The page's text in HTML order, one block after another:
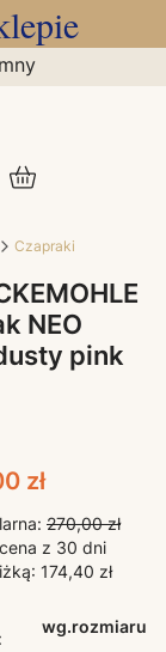
Produkty w
Czapraki
NEO
pink
zł
270,00 zł
z 30 dni
174,40 zł
wg.rozmiaru